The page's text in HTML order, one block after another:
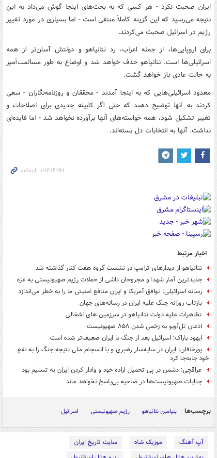
ایران صحبت نکرد - هر کسی که به بحث‌های اینجا گوش می‌داد به این
نتیجه می‌رسید که این گزینه کاملاً منتفی است - اما بسیاری در مورد تغییر
رژیم در اسرائیل صحبت می‌کردند.
برای اروپایی‌ها، از جمله اعراب، رد نتانیاهو و دولتش آسان‌تر از همه
اسرائیلی‌ها است. نتانیاهو حذف خواهد شد و اوضاع به طور مسالمت‌آمیز
به حالت عادی باز خواهد گشت.
معدود اسرائیلی‌هایی که به اینجا آمدند - محققان و روزنامه‌نگاران - سعی
کردند به آنها توضیح دهند که حتی اگر کابینه جدیدی برای اصلاحات و
تغییر تشکیل شود، همه خواسته‌های آنها برآورده نخواهد شد - اما فایده‌ای
نداشت. آنها به انتخابات دل بسته‌اند.
اخبار مرتبط
نتانیاهو از دیدارهای ترامپ در نشست گروه هفت کنار گذاشته شد
جدیدترین آمار شهدا و مجروحان ناشی از حملات رژیم صهیونیستی به غزه
رسانه‌ اسرائیلی: توافق آمریکا و ایران منافع امنیتی ما را به خطر می‌اندازد
بازتاب روزانه جنگ علیه ایران در رسانه‌های جهان
تظاهرات علیه دولت نتانیاهو در سرزمین های اشغالی
اذعان تل‌آویو به زخمی شدن ۸۵۸ صهیونیست
ایهود باراک: اسرائیل بعد از جنگ با ایران ضعیف‌تر شده است
پورخاقان: ایران در سایه‌سار رهبری و با انسجام ملی نتیجه جنگ را به نفع
خود جابه‌جا کرد
عراقچی: دشمن در پی تحمیل اراده خود و وادار کردن ایران به تسلیم بود
جنایات صهیونیست‌ها در ضاحیه بی‌پاسخ نخواهد ماند
برچسب‌ها بنیامین نتانیاهو رژیم صهیونیستی اسرائیل
آپ آهنگ موزیک شاه
سایت تاریخ ایران